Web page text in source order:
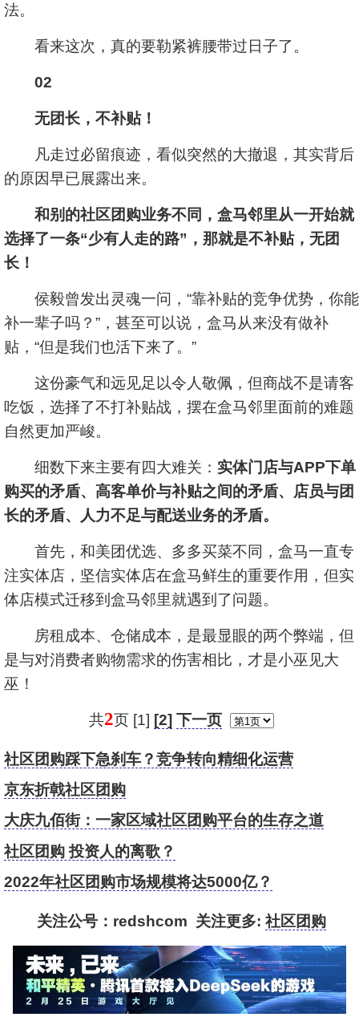
法。
看来这次，真的要勒紧裤腰带过日子了。
02
无团长，不补贴！
凡走过必留痕迹，看似突然的大撤退，其实背后
的原因早已展露出来。
和别的社区团购业务不同，盒马邻里从一开始就
选择了一条“少有人走的路”，那就是不补贴，无团
长！
侯毅曾发出灵魂一问，“靠补贴的竞争优势，你能
补一辈子吗？”，甚至可以说，盒马从来没有做补
贴，“但是我们也活下来了。”
这份豪气和远见足以令人敬佩，但商战不是请客
吃饭，选择了不打补贴战，摆在盒马邻里面前的难题
自然更加严峻。
细数下来主要有四大难关： 实体门店与APP下单
购买的矛盾、高客单价与补贴之间的矛盾、店员与团
长的矛盾、人力不足与配送业务的矛盾。
首先，和美团优选、多多买菜不同，盒马一直专
注实体店，坚信实体店在盒马鲜生的重要作用，但实
体店模式迁移到盒马邻里就遇到了问题。
房租成本、仓储成本，是最显眼的两个弊端，但
是与对消费者购物需求的伤害相比，才是小巫见大
巫！
共2页 [1] [2] 下一页
社区团购踩下急刹车？竞争转向精细化运营
京东折戟社区团购
大庆九佰街：一家区域社区团购平台的生存之道
社区团购 投资人的离歌？
2022年社区团购市场规模将达5000亿？
关注公号：redshcom 关注更多: 社区团购